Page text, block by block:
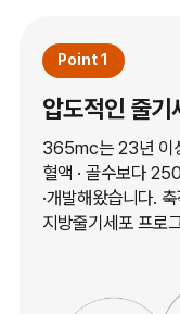
Point 1
압도적인 줄기
365mc는 23년 이
혈액 · 골수보다
·개발해왔습니다.
지방줄기세포 프로